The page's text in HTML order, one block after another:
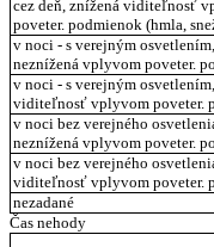
cez deň, znížená viditeľnosť
poveter. podmienok (hmla,
v noci - s verejným
neznížená vplyvom poveter.
v noci - s verejným
viditeľnosť vplyvom poveter.
v noci bez verejného
neznížená vplyvom poveter.
v noci bez verejného
viditeľnosť vplyvom poveter.
nezadané
Čas nehody